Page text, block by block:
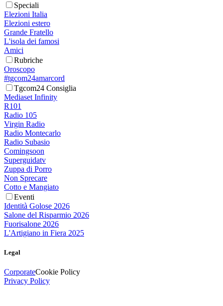
Speciali
Elezioni Italia
Elezioni estero
Grande Fratello
L'isola dei famosi
Amici
Rubriche
Oroscopo
#tgcom24amarcord
Tgcom24 Consiglia
Mediaset Infinity
R101
Radio 105
Virgin Radio
Radio Montecarlo
Radio Subasio
Comingsoon
Superguidatv
Zuppa di Porro
Non Sprecare
Cotto e Mangiato
Eventi
Identità Golose 2026
Salone del Risparmio 2026
Fuorisalone 2026
L'Artigiano in Fiera 2025
Legal
CorporateCookie Policy
Privacy Policy